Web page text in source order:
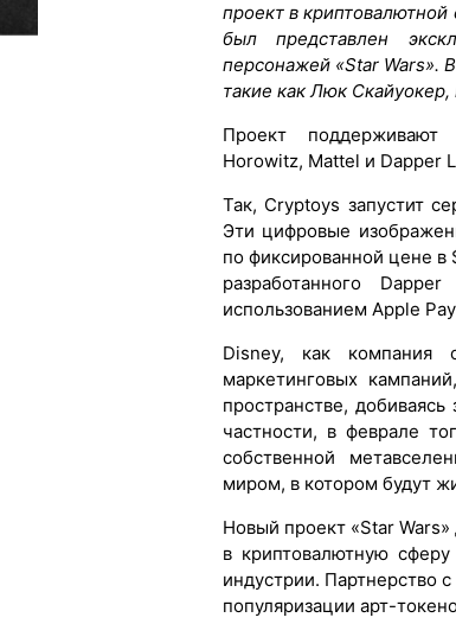
проект в
был представлен
персонажей «Star Wars».
такие как Люк
Проект поддерживают
Horowitz, Mattel и Dapper
Так, Cryptoys запустит
Эти цифровые
по фиксированной цене в
разработанного
использованием Apple
Disney, как компания
маркетинговых
пространстве,
частности, в феврале
собственной
миром, в котором будут
Новый проект «Star
в криптовалютную
индустрии. Партнерство
популяризации арт-